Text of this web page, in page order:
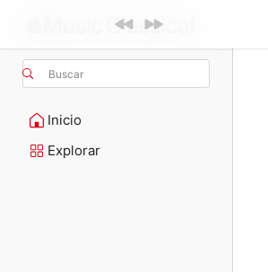
Buscar
Inicio
Explorar